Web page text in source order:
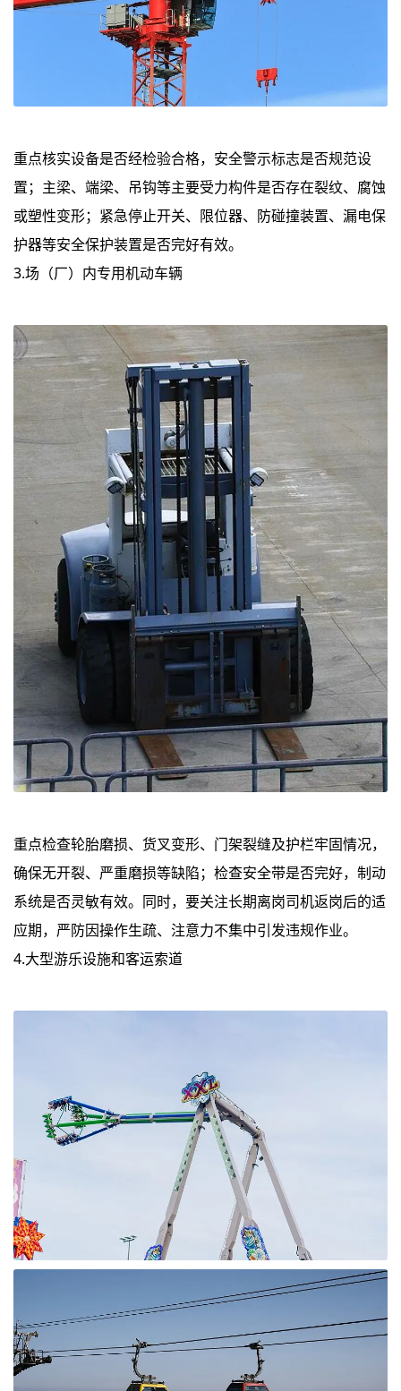
重点核实设备是否经检验合格，安全警示标志是否规范设
置；主梁、端梁、吊钩等主要受力构件是否存在裂纹、腐蚀
或塑性变形；紧急停止开关、限位器、防碰撞装置、漏电保
护器等安全保护装置是否完好有效。
3.场（厂）内专用机动车辆
重点检查轮胎磨损、货叉变形、门架裂缝及护栏牢固情况，
确保无开裂、严重磨损等缺陷；检查安全带是否完好，制动
系统是否灵敏有效。同时，要关注长期离岗司机返岗后的适
应期，严防因操作生疏、注意力不集中引发违规作业。
4.大型游乐设施和客运索道